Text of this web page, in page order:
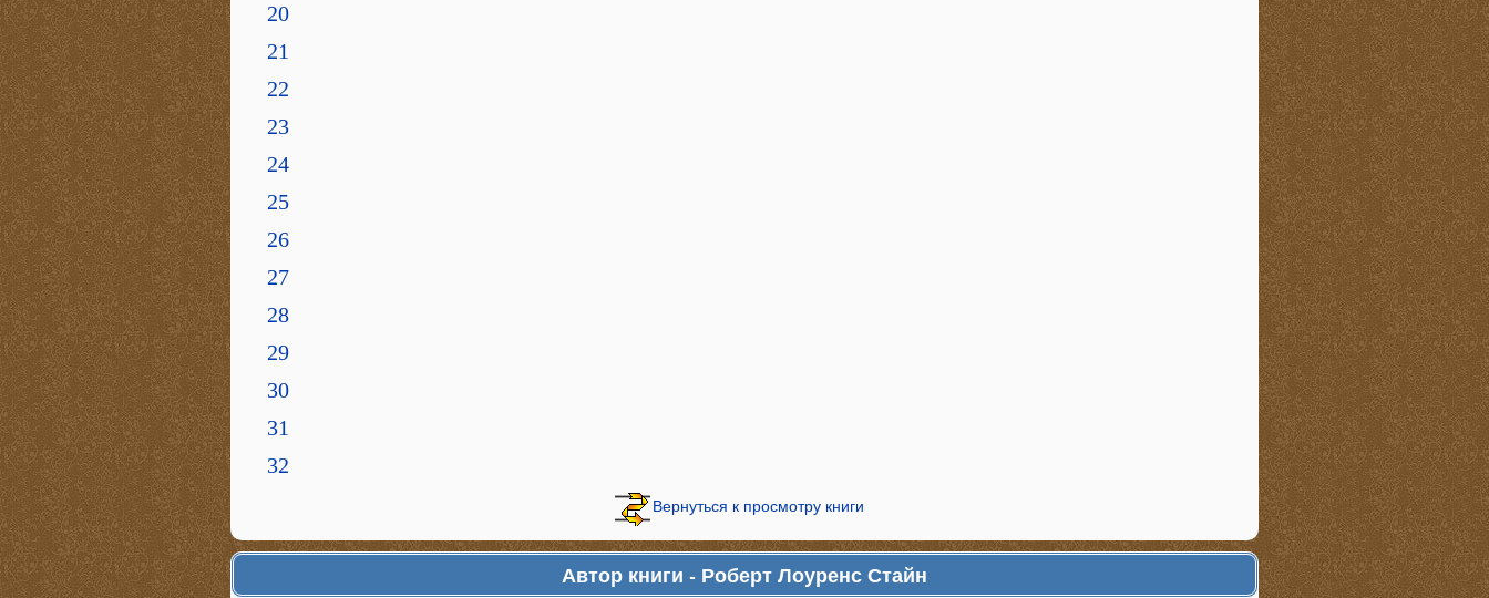
20
21
22
23
24
25
26
27
28
29
30
31
32
Вернуться к просмотру книги
Автор книги - Роберт Лоуренс Стайн